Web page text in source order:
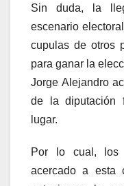
Sin duda, la
escenario
cupulas de otros
para ganar la
Jorge Alejandro
de la diputación
lugar.
Por lo cual, los
acercado a esta